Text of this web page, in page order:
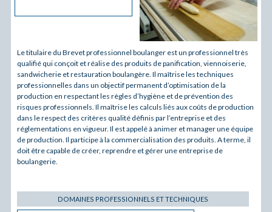
Le titulaire du Brevet professionnel boulanger est un professionnel très
qualifié qui conçoit et réalise des produits de panification, viennoiserie,
sandwicherie et restauration boulangère. Il maîtrise les techniques
professionnelles dans un objectif permanent d’optimisation de la
production en respectant les règles d’hygiène et de prévention des
risques professionnels. Il maîtrise les calculs liés aux coûts de production
dans le respect des critères qualité définis par l’entreprise et des
réglementations en vigueur. Il est appelé à animer et manager une équipe
de production. Il participe à la commercialisation des produits. A terme, il
doit être capable de créer, reprendre et gérer une entreprise de
boulangerie.
DOMAINES PROFESSIONNELS ET TECHNIQUES